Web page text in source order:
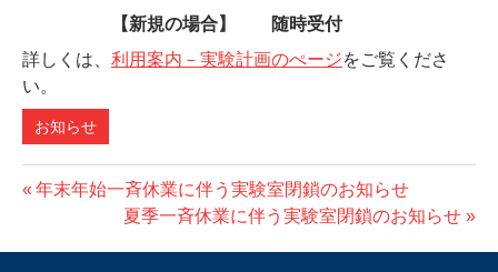
【新規の場合】 随時受付
詳しくは、 利用案内－実験計画のぺージをご覧くださ
い。
お知らせ
投
稿
前
年末年始一斉休業に伴う実験室閉鎖のお知らせ
次
夏季一斉休業に伴う実験室閉鎖のお知らせ